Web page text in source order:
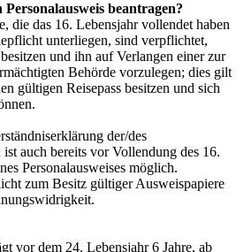
Personalausweis beantragen?
die das 16. Lebensjahr vollendet haben
unterliegen, sind verpflichtet,
und ihn auf Verlangen einer zur
Behörde vorzulegen; dies gilt
gültigen Reisepass besitzen und sich
der/des
ist auch bereits vor Vollendung des 16.
Personalausweises möglich.
zum Besitz gültiger Ausweispapiere
vor dem 24. Lebensjahr 6 Jahre, ab